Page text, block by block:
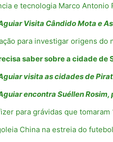
e tecnologia Marco Antonio
Visita Cândido Mota e
para investigar origens do
saber sobre a cidade de
visita as cidades de
encontra Suéllen Rosim,
para grávidas que tomaram
China na estreia do